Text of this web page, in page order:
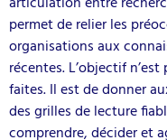
permet de relier les
organisations aux
récentes. L’objectif
faites. Il est de donner
des grilles de lecture
comprendre, décider et